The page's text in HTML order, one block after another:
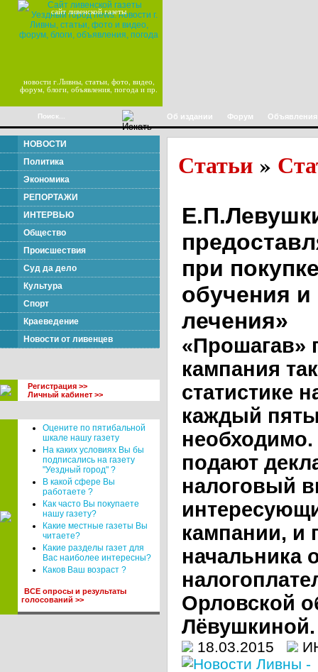
сайт ливенской газеты
новости г.Ливны, статьи, фото, видео,
форум, блоги, объявления, погода и пр.
Об издании Форум Объявления
НОВОСТИ
Политика
Экономика
РЕПОРТАЖИ
ИНТЕРВЬЮ
Общество
Происшествия
Суд да дело
Культура
Спорт
Краеведение
Новости от ливенцев
Регистрация >>
Личный кабинет >>
Оцените по пятибальной
шкале нашу газету
На каких условиях Вы бы
подписались на газету
"Уездный город" ?
В какой сфере Вы
работаете ?
Как часто Вы покупаете
нашу газету?
Какие местные газеты Вы
читаете?
Какие разделы газет для
Вас наиболее интересны?
Каков Ваш возраст ?
ВСЕ опросы и результаты
голосований >>
Статьи »
при
обучения и
лечения»
«Прошагав»
кампания
статистике
каждый
подают
налоговый
кампании, и
начальника
Орловской
Лёвушкиной.
18.03.2015